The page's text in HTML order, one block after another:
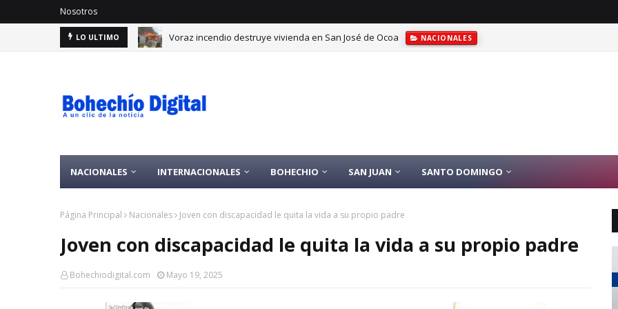
Nosotros
LO ULTIMO Voraz incendio destruye vivienda en San José de Ocoa NACIONALES
NACIONALES INTERNACIONALES BOHECHIO SAN JUAN SANTO DOMINGO
Página Principal Nacionales Joven con discapacidad le quita la vida a su propio padre
Joven con discapacidad le quita la vida a su propio padre
Bohechiodigital.com Mayo 19, 2025